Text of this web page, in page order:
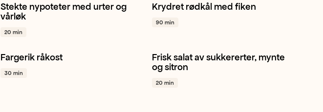
Potet Vårløk Sjalottløk + 1
Stekte nypoteter med urter og
vårløk
20 min
Rødkål Fiken Rips + 1
Krydret rødkål med fiken
90 min
Gulrot Kålrot
Fargerik råkost
30 min
Sukkererter Mynte Sjalottløk + 1
Frisk salat av sukkererter, mynte
og sitron
20 min